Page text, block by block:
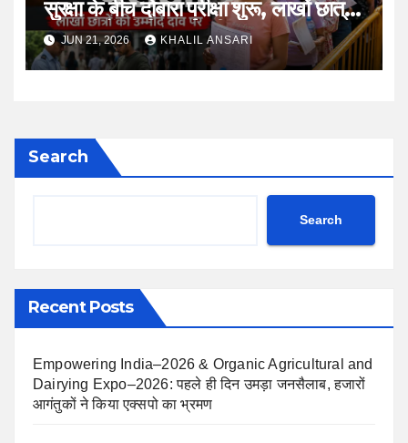
सुरक्षा के बीच दोबारा परीक्षा शुरू, लाखों छात्रों
की उम्मीदों की फिर हुई परीक्षा
JUN 21, 2026 KHALIL ANSARI
Search
Search
Recent Posts
Empowering India–2026 & Organic Agricultural and
Dairying Expo–2026: पहले ही दिन उमड़ा जनसैलाब, हजारों
आगंतुकों ने किया एक्सपो का भ्रमण